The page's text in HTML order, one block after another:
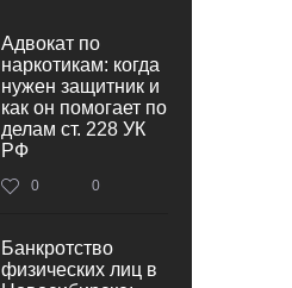
Адвокат по
наркотикам: когда
нужен защитник и
как он помогает по
делам ст. 228 УК
РФ
0 0
Банкротство
физических лиц в